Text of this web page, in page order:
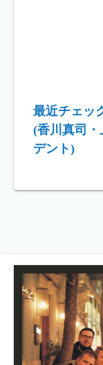
最近チェッ
(香川真司
デント)